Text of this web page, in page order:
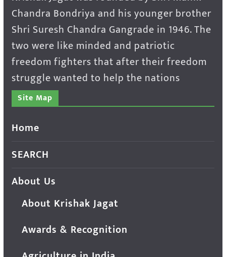
Chandra Bondriya and his younger brother
Shri Suresh Chandra Gangrade in 1946. The
two were like minded and patriotic
freedom fighters that after their freedom
struggle wanted to help the nations
Site Map
Home
SEARCH
About Us
About Krishak Jagat
Awards & Recognition